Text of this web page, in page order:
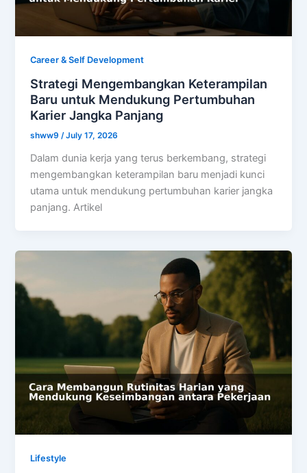
Career & Self Development
Strategi Mengembangkan Keterampilan
Baru untuk Mendukung Pertumbuhan
Karier Jangka Panjang
shww9/July 17, 2026
Dalam dunia kerja yang terus berkembang, strategi
mengembangkan keterampilan baru menjadi kunci
utama untuk mendukung pertumbuhan karier jangka
panjang. Artikel
Lifestyle